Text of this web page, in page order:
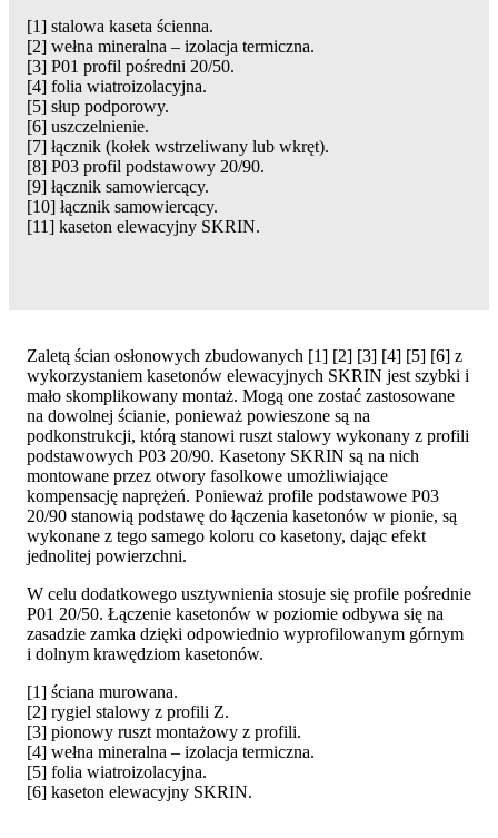
[1] stalowa kaseta ścienna.
[2] wełna mineralna – izolacja termiczna.
[3] P01 profil pośredni 20/50.
[4] folia wiatroizolacyjna.
[5] słup podporowy.
[6] uszczelnienie.
[7] łącznik (kołek wstrzeliwany lub wkręt).
[8] P03 profil podstawowy 20/90.
[9] łącznik samowiercący.
[10] łącznik samowiercący.
[11] kaseton elewacyjny SKRIN.
Zaletą ścian osłonowych zbudowanych [1] [2] [3] [4] [5] [6] z
wykorzystaniem kasetonów elewacyjnych SKRIN jest szybki i
mało skomplikowany montaż. Mogą one zostać zastosowane
na dowolnej ścianie, ponieważ powieszone są na
podkonstrukcji, którą stanowi ruszt stalowy wykonany z profili
podstawowych P03 20/90. Kasetony SKRIN są na nich
montowane przez otwory fasolkowe umożliwiające
kompensację naprężeń. Ponieważ profile podstawowe P03
20/90 stanowią podstawę do łączenia kasetonów w pionie, są
wykonane z tego samego koloru co kasetony, dając efekt
jednolitej powierzchni.
W celu dodatkowego usztywnienia stosuje się profile pośrednie
P01 20/50. Łączenie kasetonów w poziomie odbywa się na
zasadzie zamka dzięki odpowiednio wyprofilowanym górnym
i dolnym krawędziom kasetonów.
[1] ściana murowana.
[2] rygiel stalowy z profili Z.
[3] pionowy ruszt montażowy z profili.
[4] wełna mineralna – izolacja termiczna.
[5] folia wiatroizolacyjna.
[6] kaseton elewacyjny SKRIN.